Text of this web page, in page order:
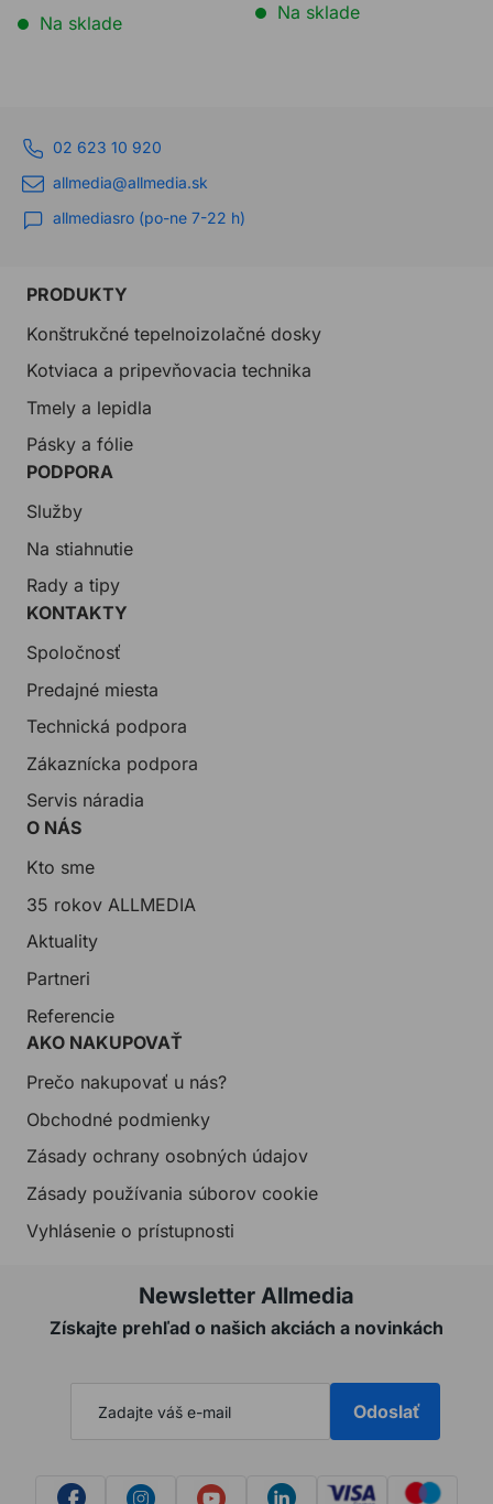
Na sklade Na sklade
02 623 10 920
allmedia@allmedia.sk
allmediasro (po-ne 7-22 h)
PRODUKTY
Konštrukčné tepelnoizolačné dosky
Kotviaca a pripevňovacia technika
Tmely a lepidla
Pásky a fólie
PODPORA
Služby
Na stiahnutie
Rady a tipy
KONTAKTY
Spoločnosť
Predajné miesta
Technická podpora
Zákaznícka podpora
Servis náradia
O NÁS
Kto sme
35 rokov ALLMEDIA
Aktuality
Partneri
Referencie
AKO NAKUPOVAŤ
Prečo nakupovať u nás?
Obchodné podmienky
Zásady ochrany osobných údajov
Zásady používania súborov cookie
Vyhlásenie o prístupnosti
Newsletter Allmedia
Získajte prehľad o našich akciách a novinkách
Odoslať